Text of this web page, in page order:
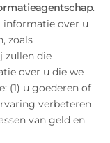
.
informatie over u
zoals
zullen die
over u die we
(1) u goederen of
verbeteren
van geld en